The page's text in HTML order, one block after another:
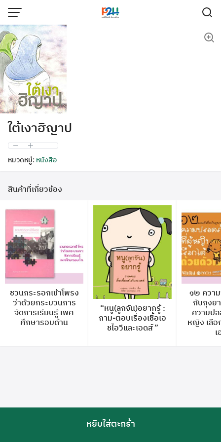
ใต้เงาฮิญาป
หยิบใส่ตะกร้า
หมวดหมู่: หนังสือ
สินค้าที่เกี่ยวข้อง
ชวนกระรอกเข้าโพรง
ว่าด้วยกระบวนการ
จัดการเรียนรู้ เพศ
ศึกษารอบด้าน
“หนู(ลูกจัน)อยากรู้ :
ถาม-ตอบเรื่องเชื้อเอ
ชไอวีและเอดส์”
๑๒ ความ
กับถุงย
ความป
หญิง เลือ
เ